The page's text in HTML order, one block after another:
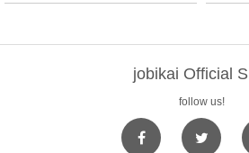
jobikai Official
follow us!